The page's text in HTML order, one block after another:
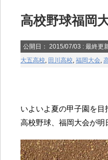
高校野球福岡
公開日： 2015/07/03 : 最終更
大五高校, 田川高校, 福岡大会,
いよいよ夏の甲子園を目
高校野球、福岡大会が明